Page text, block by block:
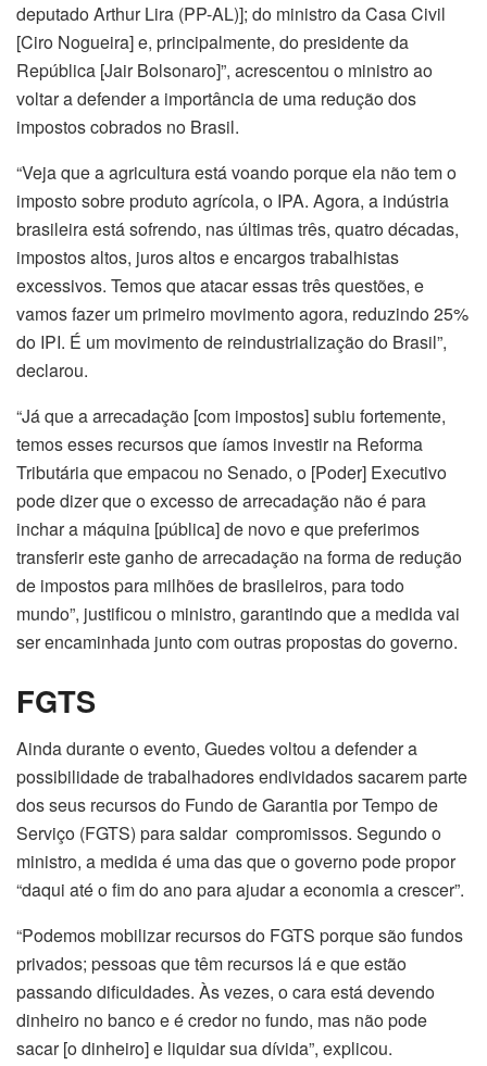
deputado Arthur Lira (PP-AL)]; do ministro da Casa Civil
[Ciro Nogueira] e, principalmente, do presidente da
República [Jair Bolsonaro]”, acrescentou o ministro ao
voltar a defender a importância de uma redução dos
impostos cobrados no Brasil.
“Veja que a agricultura está voando porque ela não tem o
imposto sobre produto agrícola, o IPA. Agora, a indústria
brasileira está sofrendo, nas últimas três, quatro décadas,
impostos altos, juros altos e encargos trabalhistas
excessivos. Temos que atacar essas três questões, e
vamos fazer um primeiro movimento agora, reduzindo 25%
do IPI. É um movimento de reindustrialização do Brasil”,
declarou.
“Já que a arrecadação [com impostos] subiu fortemente,
temos esses recursos que íamos investir na Reforma
Tributária que empacou no Senado, o [Poder] Executivo
pode dizer que o excesso de arrecadação não é para
inchar a máquina [pública] de novo e que preferimos
transferir este ganho de arrecadação na forma de redução
de impostos para milhões de brasileiros, para todo
mundo”, justificou o ministro, garantindo que a medida vai
ser encaminhada junto com outras propostas do governo.
FGTS
Ainda durante o evento, Guedes voltou a defender a
possibilidade de trabalhadores endividados sacarem parte
dos seus recursos do Fundo de Garantia por Tempo de
Serviço (FGTS) para saldar compromissos. Segundo o
ministro, a medida é uma das que o governo pode propor
“daqui até o fim do ano para ajudar a economia a crescer”.
“Podemos mobilizar recursos do FGTS porque são fundos
privados; pessoas que têm recursos lá e que estão
passando dificuldades. Às vezes, o cara está devendo
dinheiro no banco e é credor no fundo, mas não pode
sacar [o dinheiro] e liquidar sua dívida”, explicou.